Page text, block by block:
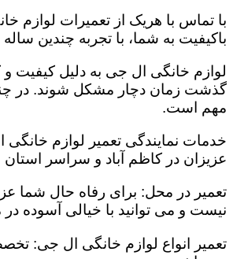
با تماس با هریک از تعمیرات لوازم
باکیفیت به شما، با تجربه چندین
لوازم خانگی ال جی به دلیل کیفیت و
گذشت زمان دچار مشکل شوند. در
مهم است.
خدمات نمایندگی تعمیر لوازم خانگی
عزیزان در کاظم آباد و سراسر
تعمیر در محل: برای رفاه حال شما
نیست و می توانید با خیالی آسوده
تعمیر انواع لوازم خانگی ال جی: